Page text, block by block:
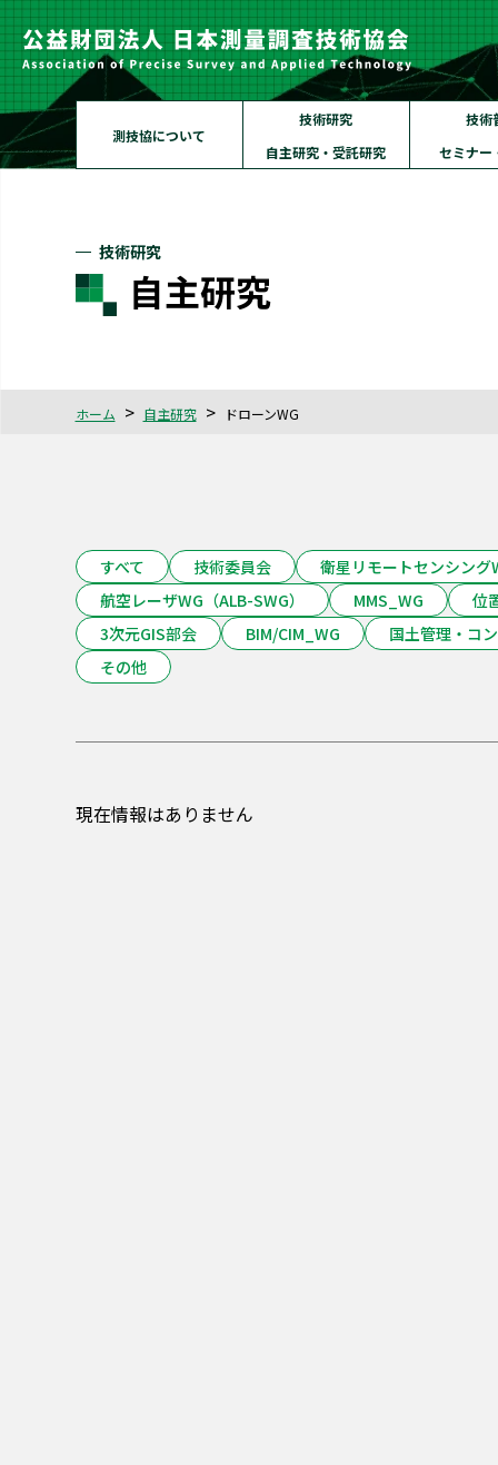
測技協について
技術研究
自主研究・受託研究
技術
セミナー
技術研究
自主研究
ホーム 自主研究 ドローンWG
すべて 技術委員会
衛星リモートセンシング
航空レーザWG（ALB-SWG）
MMS_WG
位
3次元GIS部会
BIM/CIM_WG
国土管理・コ
その他
現在情報はありません